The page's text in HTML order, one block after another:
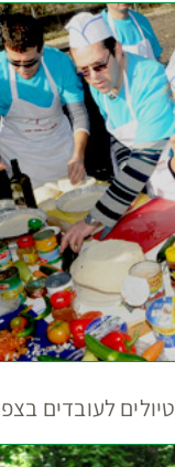
טיולים לעובדים